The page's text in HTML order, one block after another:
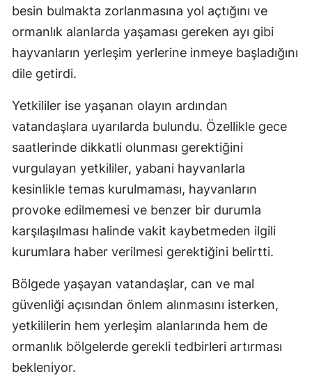
besin bulmakta zorlanmasına yol açtığını ve
ormanlık alanlarda yaşaması gereken ayı gibi
hayvanların yerleşim yerlerine inmeye başladığını
dile getirdi.
Yetkililer ise yaşanan olayın ardından
vatandaşlara uyarılarda bulundu. Özellikle gece
saatlerinde dikkatli olunması gerektiğini
vurgulayan yetkililer, yabani hayvanlarla
kesinlikle temas kurulmaması, hayvanların
provoke edilmemesi ve benzer bir durumla
karşılaşılması halinde vakit kaybetmeden ilgili
kurumlara haber verilmesi gerektiğini belirtti.
Bölgede yaşayan vatandaşlar, can ve mal
güvenliği açısından önlem alınmasını isterken,
yetkililerin hem yerleşim alanlarında hem de
ormanlık bölgelerde gerekli tedbirleri artırması
bekleniyor.